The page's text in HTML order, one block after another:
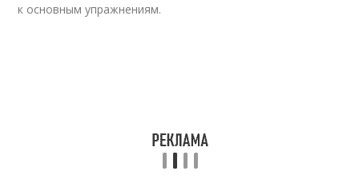
к основным упражнениям.